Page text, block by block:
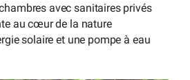
avec sanitaires privés
au cœur de la nature
solaire et une pompe à eau